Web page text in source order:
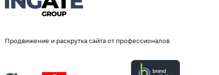
Продвижение и раскрутка сайта от профессионалов